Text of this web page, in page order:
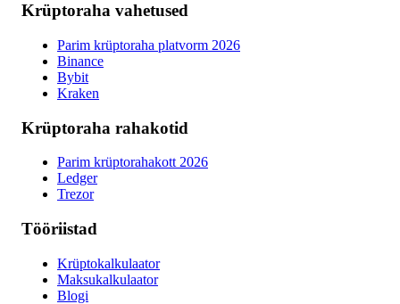
Krüptoraha vahetused
Parim krüptoraha platvorm 2026
Binance
Bybit
Kraken
Krüptoraha rahakotid
Parim krüptorahakott 2026
Ledger
Trezor
Tööriistad
Krüptokalkulaator
Maksukalkulaator
Blogi